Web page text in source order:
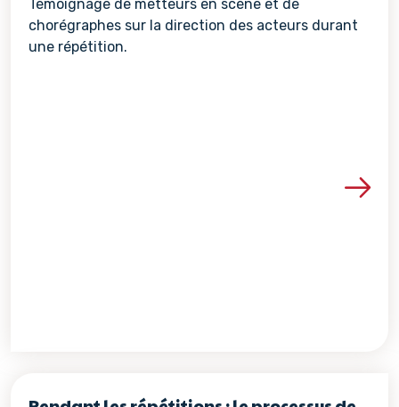
Témoignage de metteurs en scène et de
chorégraphes sur la direction des acteurs durant
une répétition.
Voir les détails de la